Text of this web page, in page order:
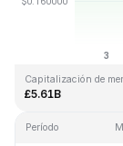
Capitalización de
£5.61B
Período